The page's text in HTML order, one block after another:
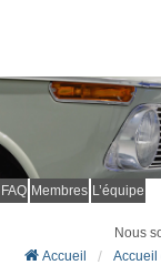
FAQ Membres L’équipe
Nous
Accueil
Accueil